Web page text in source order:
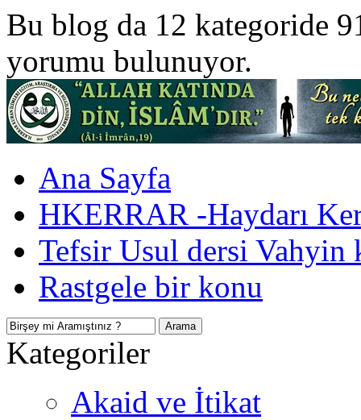
Bu blog da 12 kategoride
yorumu bulunuyor.
Ana Sayfa
HKERRAR -Haydarı
Tefsir Usul dersi Vahyin
Rastgele bir konu
Kategoriler
Akaid ve İtikat